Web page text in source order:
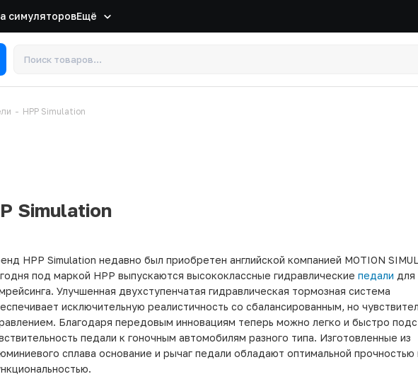
симуляторовЕщё
- HPP Simulation
Simulation
HPP Simulation недавно был приобретен английской компанией MOTION
под маркой HPP выпускаются высококлассные гидравлические педали для
Улучшенная двухступенчатая гидравлическая тормозная система
исключительную реалистичность со сбалансированным, но
Благодаря передовым инновациям теперь можно легко и быстро
педали к гоночным автомобилям разного типа. Изготовленные из
сплава основание и рычаг педали обладают оптимальной прочностью